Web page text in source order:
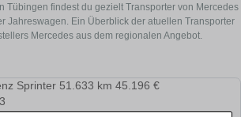
Tübingen findest du gezielt Transporter von Mercedes
Jahreswagen. Ein Überblick der atuellen Transporter
Mercedes aus dem regionalen Angebot.